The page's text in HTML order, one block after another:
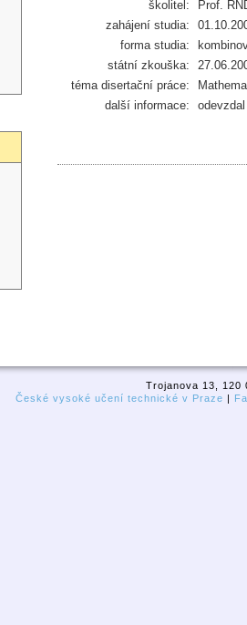
školitel:
Prof.
zahájení studia:
forma studia:
státní zkouška:
téma disertační práce:
další informace:
Trojanova 13, 120
České vysoké učení technické v Praze |